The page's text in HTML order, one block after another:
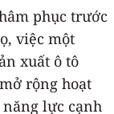
phục trước
việc một
xuất ô tô
rộng hoạt
lực cạnh